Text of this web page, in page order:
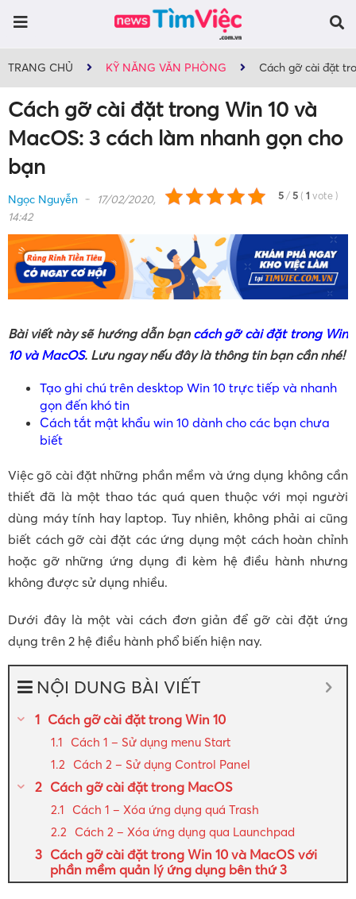
TRANG CHỦ KỸ NĂNG VĂN PHÒNG Cách gỡ cài đặt
Cách gỡ cài đặt trong Win 10 và
MacOS: 3 cách làm nhanh gọn cho
bạn
5 / 5 ( 1 vote )
Ngọc Nguyễn
17/02/2020,
14:42
Bài viết này sẽ hướng dẫn bạn cách gỡ cài đặt trong Win
10 và MacOS. Lưu ngay nếu đây là thông tin bạn cần nhé!
Tạo ghi chú trên desktop Win 10 trực tiếp và nhanh
gọn đến khó tin
Cách tắt mật khẩu win 10 dành cho các bạn chưa
biết
Việc gõ cài đặt những phần mềm và ứng dụng không cần
thiết đã là một thao tác quá quen thuộc với mọi người
dùng máy tính hay laptop. Tuy nhiên, không phải ai cũng
biết cách gỡ cài đặt các ứng dụng một cách hoàn chỉnh
hoặc gỡ những ứng dụng đi kèm hệ điều hành nhưng
không được sử dụng nhiều.
Dưới đây là một vài cách đơn giản để gỡ cài đặt ứng
dụng trên 2 hệ điều hành phổ biến hiện nay.
NỘI DUNG BÀI VIẾT
Cách gỡ cài đặt trong Win 10
Cách 1 – Sử dụng menu Start
Cách 2 – Sử dụng Control Panel
Cách gỡ cài đặt trong MacOS
Cách 1 – Xóa ứng dụng quá Trash
Cách 2 – Xóa ứng dụng qua Launchpad
Cách gỡ cài đặt trong Win 10 và MacOS với
phần mềm quản lý ứng dụng bên thứ 3